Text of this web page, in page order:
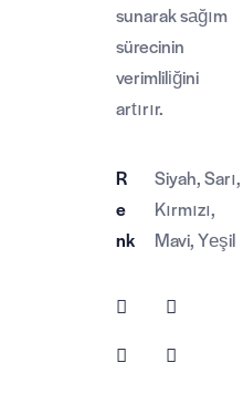
sunarak sağım
sürecinin
verimliliğini
artırır.
R
e
nk
Siyah, Sarı,
Kırmızı,
Mavi, Yeşil